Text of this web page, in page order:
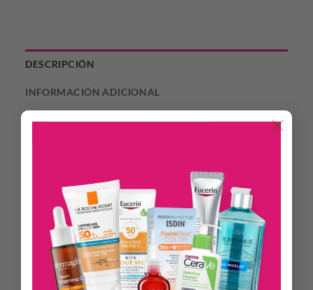
×
DESCRIPCIÓN
INFORMACIÓN ADICIONAL
Los protectores diarios Carefree Todos los Días Tanga son
que permite que el aire pase 3 veces más que con un
protector diario convencional y así puedas dejar que tu piel
respire naturalmente. Están evaluados ginecológicamente
para que puedas usarlos diariamente y te sientas limpia,
fresca y súper cómoda con la mayor discreción. El formato
tanga tiene mayor ajuste atrás porque tiene unas alitas que
se adaptan y adhieren mejor a tu ropa interior. Además su
superficie es delicadamente suave porque está hecho con lo